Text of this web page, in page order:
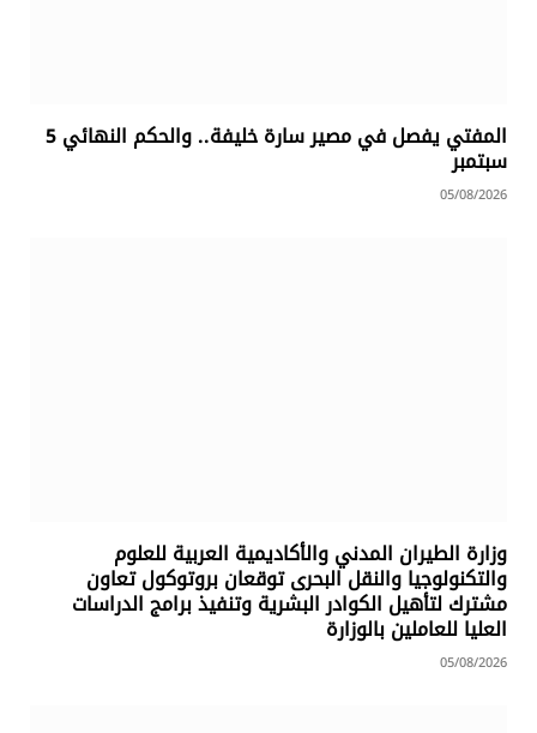
المفتي يفصل في مصير سارة خليفة.. والحكم النهائي 5
سبتمبر
05/08/2026
وزارة الطيران المدني والأكاديمية العربية للعلوم
والتكنولوجيا والنقل البحرى توقعان بروتوكول تعاون
مشترك لتأهيل الكوادر البشرية وتنفيذ برامج الدراسات
العليا للعاملين بالوزارة
05/08/2026